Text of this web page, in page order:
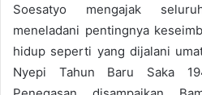
Soesatyo mengajak
meneladani pentingnya
hidup seperti yang dijalani
Nyepi Tahun Baru Saka